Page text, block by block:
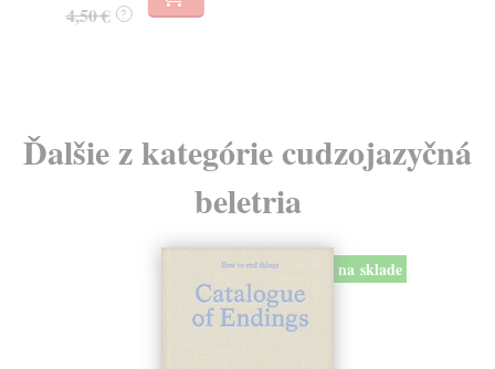
4,50 € ?
Ďalšie z kategórie cudzojazyčná
beletria
na sklade